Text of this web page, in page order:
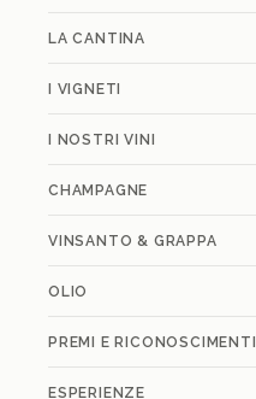
LA CANTINA
I VIGNETI
I NOSTRI VINI
CHAMPAGNE
VINSANTO & GRAPPA
OLIO
PREMI E RICONOSCIMENTI
ESPERIENZE